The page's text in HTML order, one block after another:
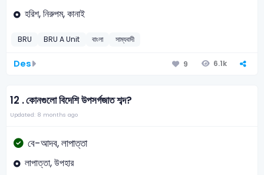
হরিশ, নিরুপম, কানাই
BRU BRU A Unit বাংলা সাম্যবাদী
Des 9 6.1k
12 .কোনগুলো বিদেশি উপসর্গজাত শব্দ?
Updated: 8 months ago
বে-আদব, লাপাত্তা
লাপাত্তা, উপহার